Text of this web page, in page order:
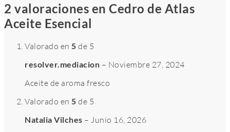
2 valoraciones en Cedro de Atlas
Aceite Esencial
Valorado en 5 de 5
resolver.mediacion – Noviembre 27, 2024
Aceite de aroma fresco
Valorado en 5 de 5
Natalia Vilches – Junio 16, 2026